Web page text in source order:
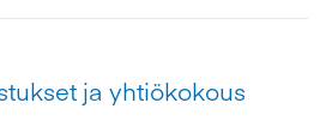
ja yhtiökokous